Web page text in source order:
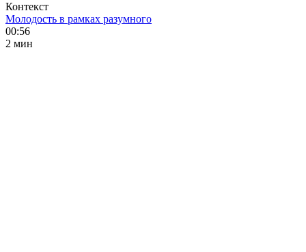
Контекст
Молодость в рамках разумного
00:56
2 мин